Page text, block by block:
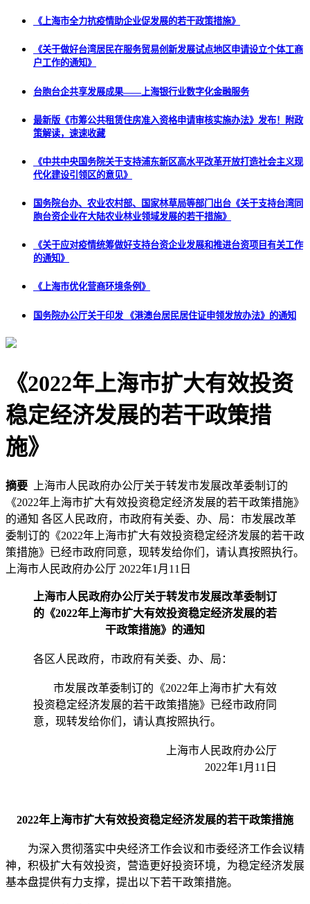
《上海市全力抗疫情助企业促发展的若干政策措施》
《关于做好台湾居民在服务贸易创新发展试点地区申请设立个体工商
户工作的通知》
台胞台企共享发展成果——上海银行业数字化金融服务
最新版《市筹公共租赁住房准入资格申请审核实施办法》发布！附政
策解读，速速收藏
《中共中央国务院关于支持浦东新区高水平改革开放打造社会主义现
代化建设引领区的意见》
国务院台办、农业农村部、国家林草局等部门出台《关于支持台湾同
胞台资企业在大陆农业林业领域发展的若干措施》
《关于应对疫情统筹做好支持台资企业发展和推进台资项目有关工作
的通知》
《上海市优化营商环境条例》
国务院办公厅关于印发 《港澳台居民居住证申领发放办法》的通知
《2022年上海市扩大有效投资
稳定经济发展的若干政策措
施》
摘要 上海市人民政府办公厅关于转发市发展改革委制订的
《2022年上海市扩大有效投资稳定经济发展的若干政策措施》
的通知 各区人民政府，市政府有关委、办、局：市发展改革
委制订的《2022年上海市扩大有效投资稳定经济发展的若干政
策措施》已经市政府同意，现转发给你们，请认真按照执行。
上海市人民政府办公厅 2022年1月11日
上海市人民政府办公厅关于转发市发展改革委制订
的《2022年上海市扩大有效投资稳定经济发展的若
干政策措施》的通知
各区人民政府，市政府有关委、办、局：
市发展改革委制订的《2022年上海市扩大有效
投资稳定经济发展的若干政策措施》已经市政府同
意，现转发给你们，请认真按照执行。
上海市人民政府办公厅
2022年1月11日
2022年上海市扩大有效投资稳定经济发展的若干政策措施
为深入贯彻落实中央经济工作会议和市委经济工作会议精
神，积极扩大有效投资，营造更好投资环境，为稳定经济发展
基本盘提供有力支撑，提出以下若干政策措施。